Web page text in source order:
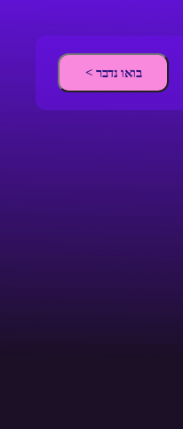
בואו נדבר >